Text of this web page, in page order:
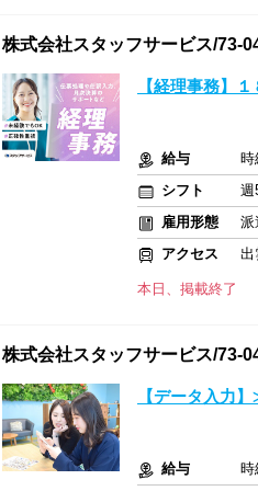
株式会社スタッフサービス/73-
【経理事務】
給与
時
シフト
週
雇用形態
派
アクセス
出
本日、掲載終了
株式会社スタッフサービス/73-
【データ入力
給与
時